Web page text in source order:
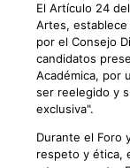
El Artículo 24
Artes,
por el Consejo
candidatos
Académica, por
ser reelegido y
exclusiva".
Durante el Foro
respeto y ética,